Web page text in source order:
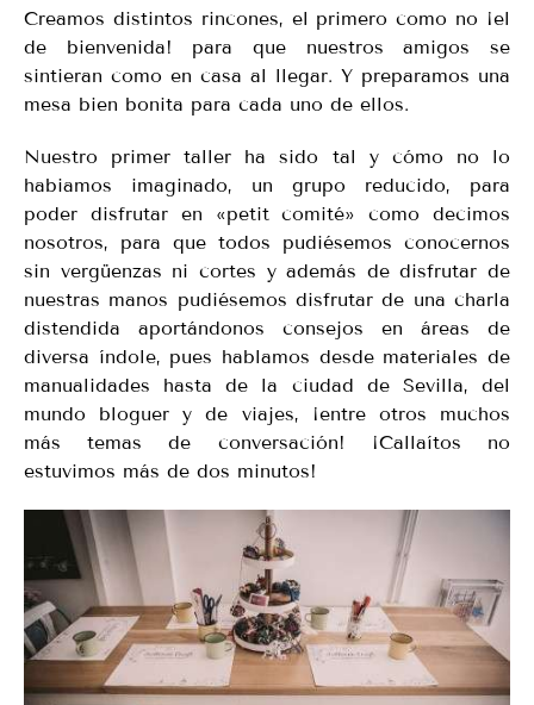
Creamos distintos rincones, el primero como no ¡el
de bienvenida! para que nuestros amigos se
sintieran como en casa al llegar. Y preparamos una
mesa bien bonita para cada uno de ellos.
Nuestro primer taller ha sido tal y cómo no lo
habiamos imaginado, un grupo reducido, para
poder disfrutar en «petit comité» como decimos
nosotros, para que todos pudiésemos conocernos
sin vergüenzas ni cortes y además de disfrutar de
nuestras manos pudiésemos disfrutar de una charla
distendida aportándonos consejos en áreas de
diversa índole, pues hablamos desde materiales de
manualidades hasta de la ciudad de Sevilla, del
mundo bloguer y de viajes, ¡entre otros muchos
más temas de conversación! ¡Callaítos no
estuvimos más de dos minutos!